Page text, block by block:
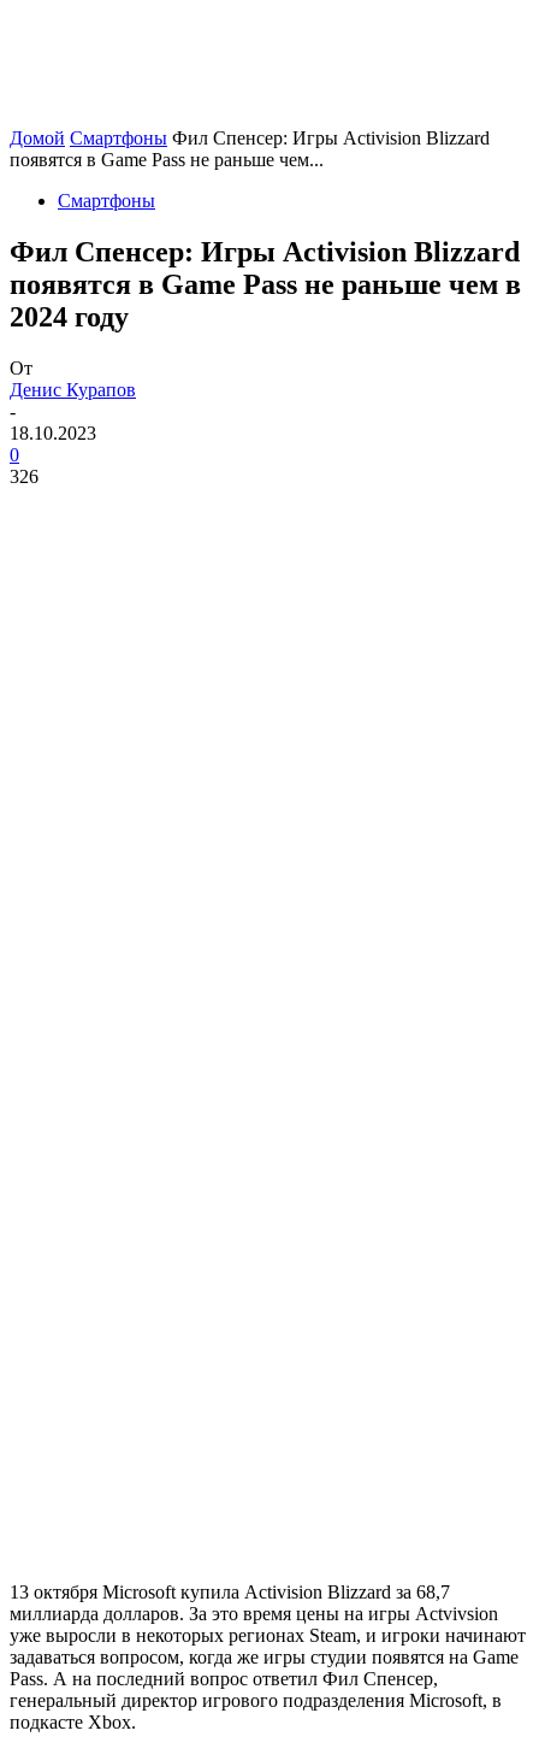
Домой Смартфоны Фил Спенсер: Игры Activision Blizzard
появятся в Game Pass не раньше чем...
Смартфоны
Фил Спенсер: Игры Activision Blizzard
появятся в Game Pass не раньше чем в
2024 году
От
Денис Курапов
-
18.10.2023
0
326
13 октября Microsoft купила Activision Blizzard за 68,7
миллиарда долларов. За это время цены на игры Actvivsion
уже выросли в некоторых регионах Steam, и игроки начинают
задаваться вопросом, когда же игры студии появятся на Game
Pass. А на последний вопрос ответил Фил Спенсер,
генеральный директор игрового подразделения Microsoft, в
подкасте Xbox.